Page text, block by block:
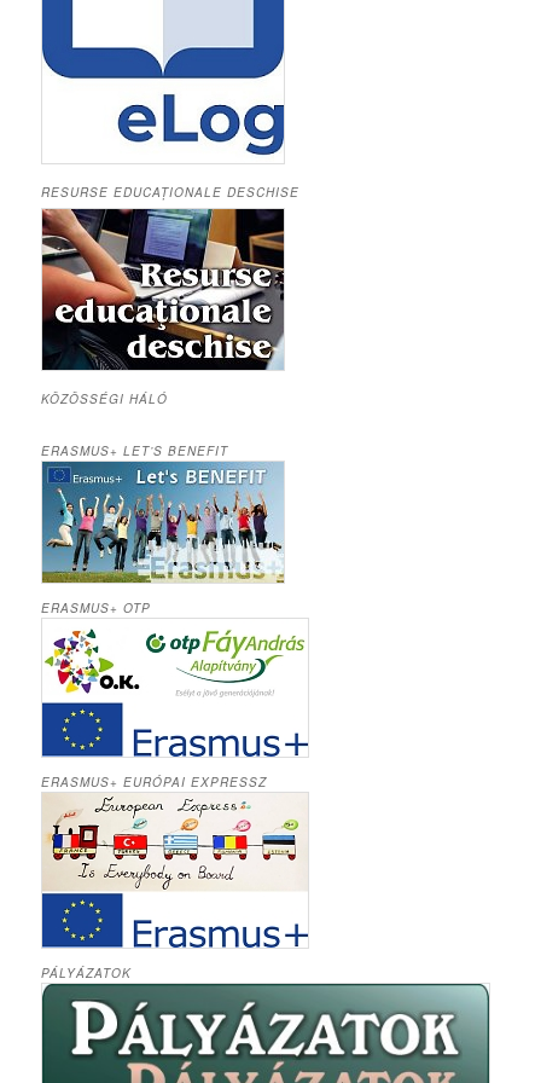
RESURSE EDUCAȚIONALE DESCHISE
KÖZÖSSÉGI HÁLÓ
ERASMUS+ LET’S BENEFIT
ERASMUS+ OTP
ERASMUS+ EURÓPAI EXPRESSZ
PÁLYÁZATOK